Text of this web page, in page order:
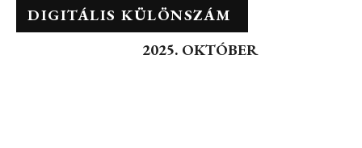
DIGITÁLIS KÜLÖNSZÁM
2025. OKTÓBER